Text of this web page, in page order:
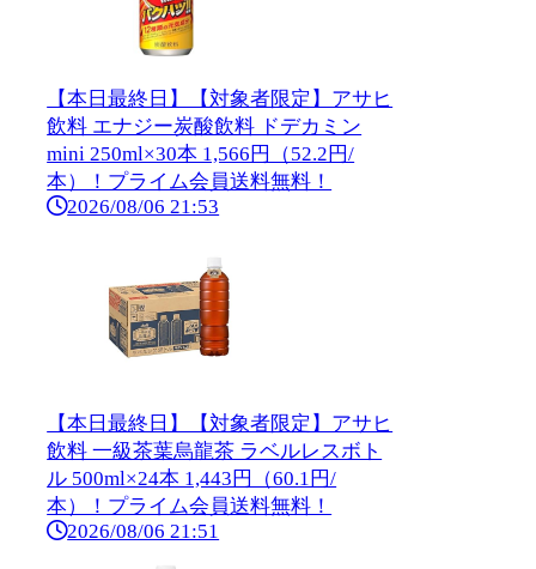
【本日最終日】【対象者限定】アサヒ
飲料 エナジー炭酸飲料 ドデカミン
mini 250ml×30本 1,566円（52.2円/
本）！プライム会員送料無料！
2026/08/06 21:53
【本日最終日】【対象者限定】アサヒ
飲料 一級茶葉烏龍茶 ラベルレスボト
ル 500ml×24本 1,443円（60.1円/
本）！プライム会員送料無料！
2026/08/06 21:51